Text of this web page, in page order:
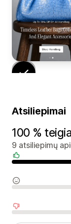
Atsiliepimai
100 %
9 atsiliepimų